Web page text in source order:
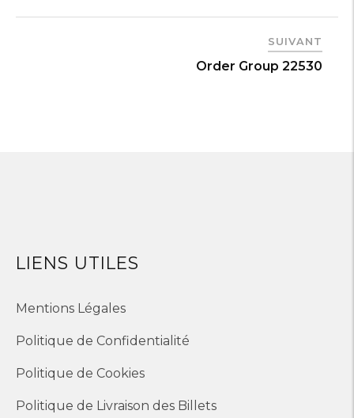
SUIVANT
Order Group 22530
LIENS UTILES
Mentions Légales
Politique de Confidentialité
Politique de Cookies
Politique de Livraison des Billets